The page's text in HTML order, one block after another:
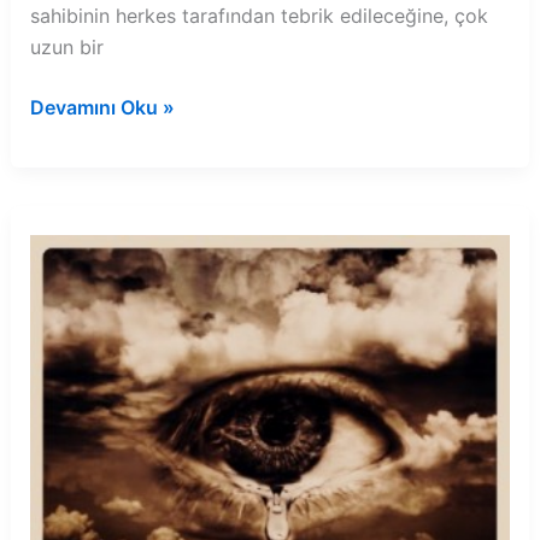
sahibinin herkes tarafından tebrik edileceğine, çok
uzun bir
Rüyada
çekmek
Devamını Oku »